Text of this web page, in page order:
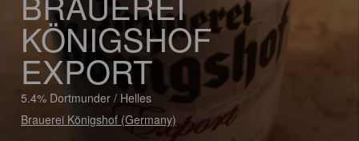
KÖNIGSHOF
EXPORT
5.4% Dortmunder / Helles
Brauerei Königshof (Germany)